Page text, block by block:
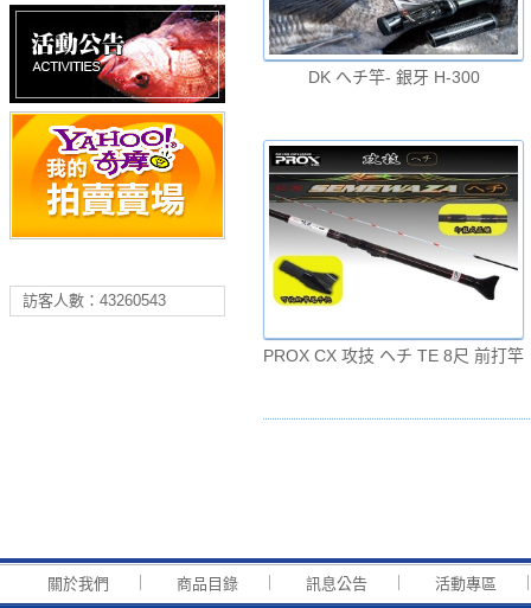
訪客人數：43260543
DK へチ竿- 銀牙 H-300
PROX CX 攻技 ヘチ TE 8尺 前打竿
關於我們 商品目錄 訊息公告 活動專區